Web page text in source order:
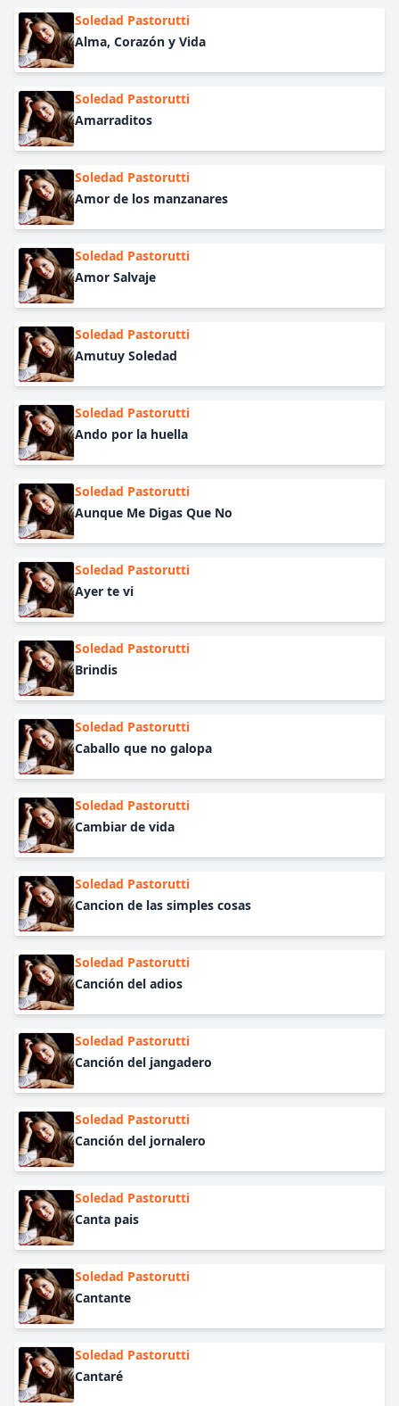
Soledad Pastorutti
Alma, Corazón y Vida
Soledad Pastorutti
Amarraditos
Soledad Pastorutti
Amor de los manzanares
Soledad Pastorutti
Amor Salvaje
Soledad Pastorutti
Amutuy Soledad
Soledad Pastorutti
Ando por la huella
Soledad Pastorutti
Aunque Me Digas Que No
Soledad Pastorutti
Ayer te vi
Soledad Pastorutti
Brindis
Soledad Pastorutti
Caballo que no galopa
Soledad Pastorutti
Cambiar de vida
Soledad Pastorutti
Cancion de las simples cosas
Soledad Pastorutti
Canción del adios
Soledad Pastorutti
Canción del jangadero
Soledad Pastorutti
Canción del jornalero
Soledad Pastorutti
Canta pais
Soledad Pastorutti
Cantante
Soledad Pastorutti
Cantaré